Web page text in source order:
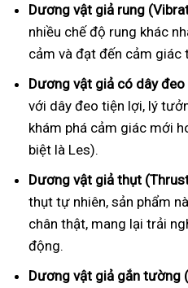
Dương vật giả rung
nhiều chế độ rung khác
cảm và đạt đến cảm giác
Dương vật giả có dây
với dây đeo tiện lợi, lý
khám phá cảm giác mới
biệt là Les).
Dương vật giả thụt
thụt tự nhiên, sản phẩm
chân thật, mang lại trải
động.
Dương vật giả gắn tường